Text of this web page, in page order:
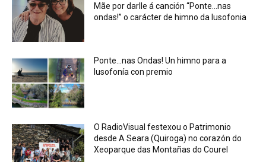
Mãe por darlle á canción “Ponte…nas
ondas!” o carácter de himno da lusofonia
Ponte…nas Ondas! Un himno para a
lusofonía con premio
O RadioVisual festexou o Patrimonio
desde A Seara (Quiroga) no corazón do
Xeoparque das Montañas do Courel